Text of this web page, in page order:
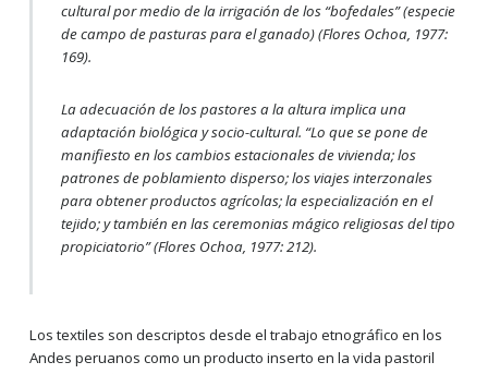
cultural por medio de la irrigación de los “bofedales” (especie
de campo de pasturas para el ganado)(Flores Ochoa, 1977:
169).
La adecuación de los pastores a la altura implica una
adaptación biológica y socio-cultural. “Lo que se pone de
manifiesto en los cambios estacionales de vivienda; los
patrones de poblamiento disperso; los viajes interzonales
para obtener productos agrícolas; la especialización en el
tejido; y también en las ceremonias mágico religiosas del tipo
propiciatorio” (Flores Ochoa, 1977: 212).
Los textiles son descriptos desde el trabajo etnográfico en los
Andes peruanos como un producto inserto en la vida pastoril